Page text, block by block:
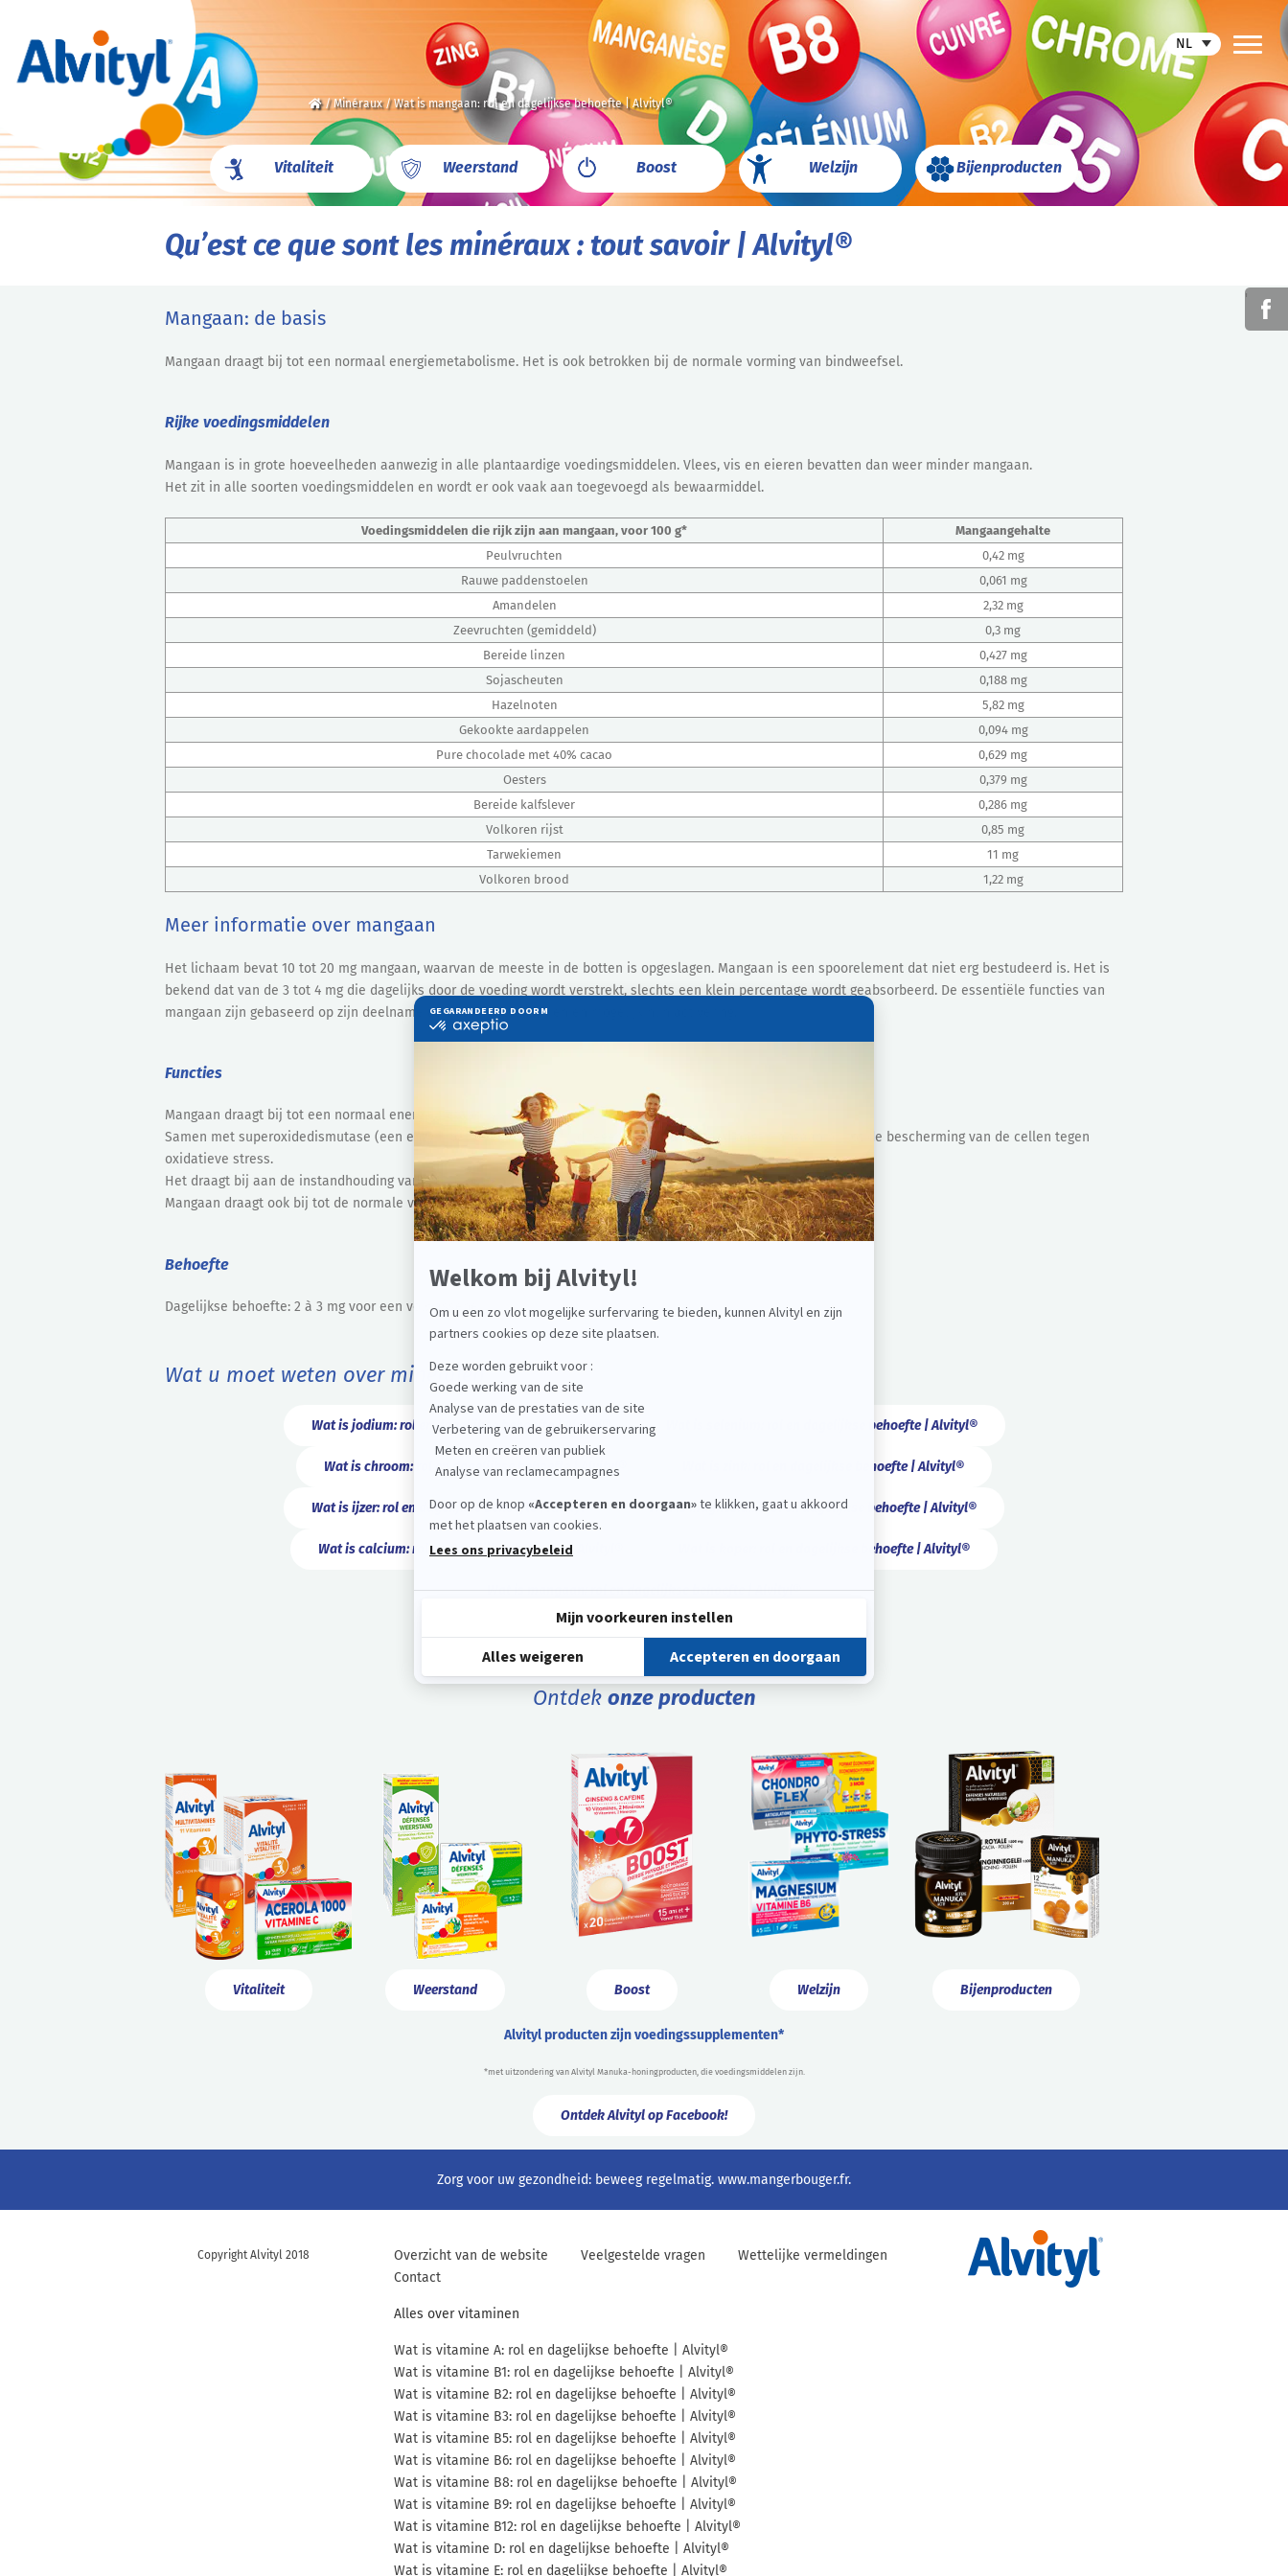
/Minéraux/Wat is mangaan: rol en dagelijkse behoefte | Alvityl®
Vitaliteit Weerstand Boost Welzijn Bijenproducten
Qu’est ce que sont les minéraux : tout savoir | Alvityl®
Mangaan: de basis
Mangaan draagt bij tot een normaal energiemetabolisme. Het is ook betrokken bij de normale vorming van bindweefsel.
Rijke voedingsmiddelen
Mangaan is in grote hoeveelheden aanwezig in alle plantaardige voedingsmiddelen. Vlees, vis en eieren bevatten dan weer minder mangaan.
Het zit in alle soorten voedingsmiddelen en wordt er ook vaak aan toegevoegd als bewaarmiddel.
Voedingsmiddelen die rijk zijn aan mangaan, voor 100 g*
Mangaangehalte
Peulvruchten
0,42 mg
Rauwe paddenstoelen
0,061 mg
Amandelen
2,32 mg
Zeevruchten (gemiddeld)
0,3 mg
Bereide linzen
0,427 mg
Sojascheuten
0,188 mg
Hazelnoten
5,82 mg
Gekookte aardappelen
0,094 mg
Pure chocolade met 40% cacao
0,629 mg
Oesters
0,379 mg
Bereide kalfslever
0,286 mg
Volkoren rijst
0,85 mg
Tarwekiemen
11 mg
Volkoren brood
1,22 mg
Meer informatie over mangaan
Het lichaam bevat 10 tot 20 mg mangaan, waarvan de meeste in de botten is opgeslagen. Mangaan is een spoorelement dat niet erg bestudeerd is. Het is
bekend dat van de 3 tot 4 mg die dagelijks door de voeding wordt verstrekt, slechts een klein percentage wordt geabsorbeerd. De essentiële functies van
mangaan zijn gebaseerd op zijn deelname aan sommige enzymen en mogelijk hun activering.
Functies
Mangaan draagt bij tot een normaal energiemetabolisme.
Samen met superoxidedismutase (een enzym betrokken bij de strijd tegen vrije radicalen) draagt mangaan bij tot de bescherming van de cellen tegen
oxidatieve stress.
Het draagt bij aan de instandhouding van sterke botten.
Mangaan draagt ook bij tot de normale vorming van bindweefsel.
Behoefte
Dagelijkse behoefte: 2 à 3 mg voor een volwassene.
Wat u moet weten over mineralen
Wat is jodium: rol en dagelijkse behoefte | Alvityl® Wat is selenium: rol en dagelijkse behoefte | Alvityl®
Wat is chroom: rol en dagelijkse behoefte | Alvityl® Wat is zink: rol en dagelijkse behoefte | Alvityl®
Wat is ijzer: rol en dagelijkse behoefte | Alvityl® Wat is magnesium: rol en dagelijkse behoefte | Alvityl®
Wat is calcium: rol en dagelijkse behoefte | Alvityl® Wat is koper: rol en dagelijkse behoefte | Alvityl®
Wat is mangaan: rol en dagelijkse behoefte | Alvityl®
Ontdek onze producten
Vitaliteit Weerstand Boost Welzijn Bijenproducten
Alvityl producten zijn voedingssupplementen*
*met uitzondering van Alvityl Manuka-honingproducten, die voedingsmiddelen zijn.
Ontdek Alvityl op Facebook!
Zorg voor uw gezondheid: beweeg regelmatig. www.mangerbouger.fr.
Copyright Alvityl 2018 Overzicht van de website Veelgestelde vragen
Wettelijke vermeldingen
Contact
Alles over vitaminen
Wat is vitamine A: rol en dagelijkse behoefte | Alvityl®
Wat is vitamine B1: rol en dagelijkse behoefte | Alvityl®
Wat is vitamine B2: rol en dagelijkse behoefte | Alvityl®
Wat is vitamine B3: rol en dagelijkse behoefte | Alvityl®
Wat is vitamine B5: rol en dagelijkse behoefte | Alvityl®
Wat is vitamine B6: rol en dagelijkse behoefte | Alvityl®
Wat is vitamine B8: rol en dagelijkse behoefte | Alvityl®
Wat is vitamine B9: rol en dagelijkse behoefte | Alvityl®
Wat is vitamine B12: rol en dagelijkse behoefte | Alvityl®
Wat is vitamine D: rol en dagelijkse behoefte | Alvityl®
Wat is vitamine E: rol en dagelijkse behoefte | Alvityl®
'
NL